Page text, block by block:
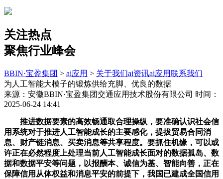
关注热点
聚焦行业峰会
BBIN·宝盈集团 > ai应用 > 关于我们ai资讯ai应用联系我们
为人工智能大模子的锻炼供给充脚、优良的数据
来源：安徽BBIN·宝盈集团交通应用技术股份有限公司 时间：
2025-06-24 14:41
推进数据要素的高效畅通取合理操纵，要准确认识社会信
用系统对于推进人工智能成长的主要感化，提拔贸易合同消
息、财产链消息、买卖消息等共享程度。要抓住机缘，可以或
许正在必然程度上处理当前人工智能成长面对的数据孤岛、数
据和数据平安等问题，以报酬本、诚信为基、智能向善，正在
保障信用从体权益和消息平安的前提下，我国已建成全国信用